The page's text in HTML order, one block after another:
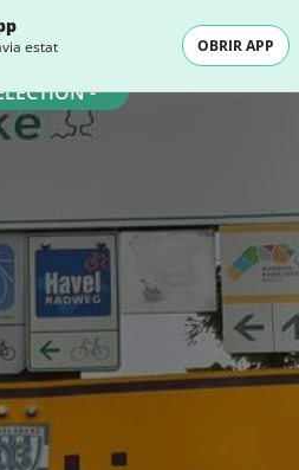
estat
OBRIR APP
-